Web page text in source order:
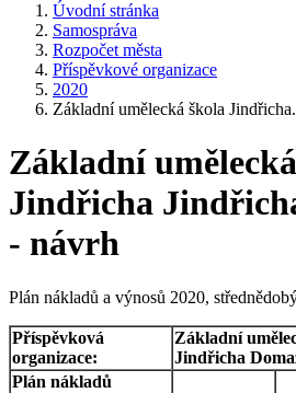
Úvodní stránka
Samospráva
Rozpočet města
Příspěvkové organizace
2020
Základní umělecká škola
Základní
Jindřicha
- návrh
Plán nákladů a výnosů 2020,
Příspěvková
organizace:
Základní
Jindřicha
Plán nákladů